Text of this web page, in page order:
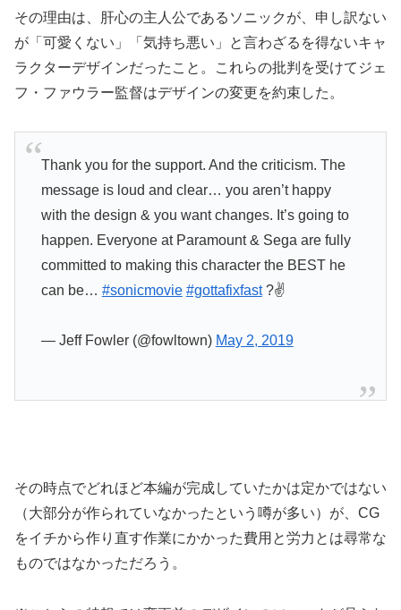
その理由は、肝心の主人公であるソニックが、申し訳ない
が「可愛くない」「気持ち悪い」と言わざるを得ないキャ
ラクターデザインだったこと。これらの批判を受けてジェ
フ・ファウラー監督はデザインの変更を約束した。
Thank you for the support. And the criticism. The
message is loud and clear… you aren’t happy
with the design & you want changes. It’s going to
happen. Everyone at Paramount & Sega are fully
committed to making this character the BEST he
can be… #sonicmovie #gottafixfast?✌️
— Jeff Fowler (@fowltown) May 2, 2019
その時点でどれほど本編が完成していたかは定かではない
（大部分が作られていなかったという噂が多い）が、CG
をイチから作り直す作業にかかった費用と労力とは尋常な
ものではなかっただろう。